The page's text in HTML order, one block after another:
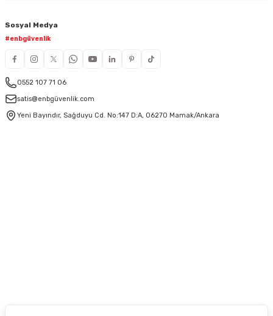
Sosyal Medya
#enbgüvenlik
0552 107 71 06
satis@enbgüvenlik.com
Yeni Bayındır, Sağduyu Cd. No:147 D:A, 06270 Mamak/Ankara